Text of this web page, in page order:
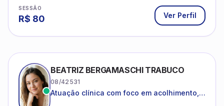
SESSÃO
R$ 80 Ver Perfil
BEATRIZ BERGAMASCHI TRABUCO
08/42531
Atuação clínica com foco em acolhimento,